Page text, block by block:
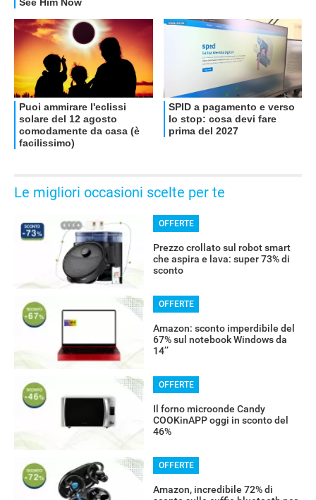
OFFERTE
Le migliori occasioni scelte per te
OFFERTE
Prezzo crollato sul robot smart
che aspira e lava: super 73% di
sconto
OFFERTE
Amazon: sconto imperdibile del
67% sul notebook Windows da
14’’
OFFERTE
Il forno microonde Candy
COOKinAPP oggi in sconto del
46%
OFFERTE
Amazon, incredibile 72% di